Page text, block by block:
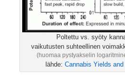
Poltettu vs. syöty
vaikutusten suhteellinen
(huomaa pystyakselin
lähde: Cannabis Yields and